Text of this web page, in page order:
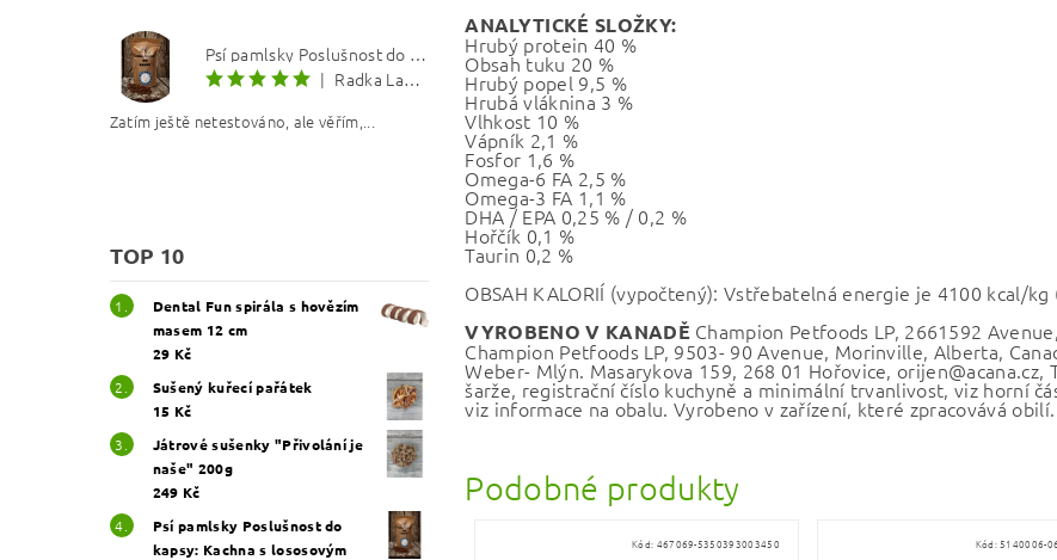
Psí pamlsky Poslušnost do kapsy: Kachna s lososovým olejem 8 mm
|
Radka Langerová
Zatím ještě netestováno, ale věřím,...
TOP 10
Dental Fun spirála s hovězím
masem 12 cm
29 Kč
Sušený kuřecí pařátek
15 Kč
Játrové sušenky "Přivolání je
naše" 200g
249 Kč
Psí pamlsky Poslušnost do
kapsy: Kachna s lososovým
ANALYTICKÉ SLOŽKY:
Hrubý protein 40 %
Obsah tuku 20 %
Hrubý popel 9,5 %
Hrubá vláknina 3 %
Vlhkost 10 %
Vápník 2,1 %
Fosfor 1,6 %
Omega-6 FA 2,5 %
Omega-3 FA 1,1 %
DHA / EPA 0,25 % / 0,2 %
Hořčík 0,1 %
Taurin 0,2 %
OBSAH KALORIÍ (vypočtený): Vstřebatelná energie je 4100 kcal/
VYROBENO V KANADĚChampion Petfoods LP, 2661592
Champion Petfoods LP, 9503- 90 Avenue, Morinville, Alberta,
Weber- Mlýn. Masarykova 159, 268 01 Hořovice, orijen@acana.cz,
šarže, registrační číslo kuchyně a minimální trvanlivost, viz horní
viz informace na obalu. Vyrobeno v zařízení, které zpracovává obilí.
Podobné produkty
Kód: 467069-5350393003450 Kód:5140006-